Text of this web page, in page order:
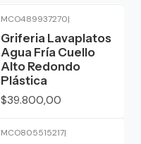
MCO489937270|
Griferia Lavaplatos
Agua Fría Cuello
Alto Redondo
Plástica
$39.800,00
MCO805515217|